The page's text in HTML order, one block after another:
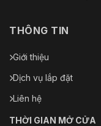
THÔNG TIN
Giới thiệu
Dịch vụ lắp đặt
Liên hệ
THỜI GIAN MỞ CỬA